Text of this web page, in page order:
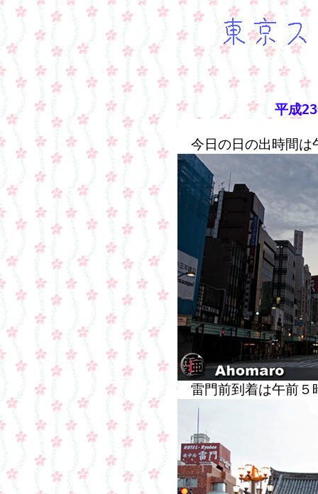
平成
今日の日の出時間は
雷門前到着は午前５